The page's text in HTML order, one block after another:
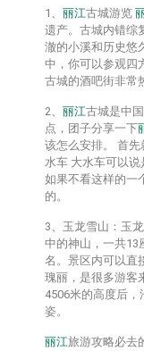
1、 丽江古城游览
遗产。古城内错综
澈的小溪和历史悠
中，你可以参观四
古城的酒吧街非常
2、 丽江古城是中
点，团子分享一下
该怎么安排。 首先
水车 大水车可以说
如果不看这样的一
的。
3、玉龙雪山：玉
中的神山，一共13
名。景区内可以直
瑰丽，是很多游客
4506米的高度后
姿。
丽江旅游攻略必去